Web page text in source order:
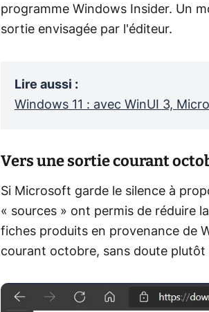
programme Windows Insider. Un
sortie envisagée par l'éditeur.
Lire aussi :
Windows 11 : avec WinUI 3,
Vers une sortie courant
Si Microsoft garde le silence à
« sources » ont permis de réduire
fiches produits en provenance de
courant octobre, sans doute plutôt